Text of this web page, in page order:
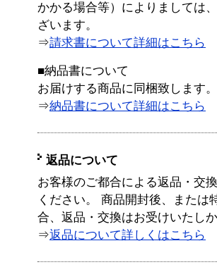
かかる場合等）によりましては
ざいます。
⇒請求書について詳細はこちら
■納品書について
お届けする商品に同梱致します。
⇒納品書について詳細はこちら
返品について
お客様のご都合による返品・交
ください。 商品開封後、または
合、返品・交換はお受けいたし
⇒返品について詳しくはこちら